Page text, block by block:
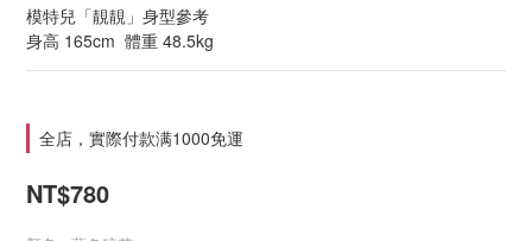
模特兒「靚靚」身型參考
身高 165cm  體重 48.5kg
全店，實際付款满1000免運
NT$780